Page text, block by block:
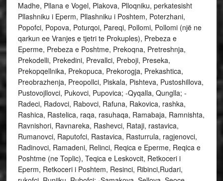
Madhe, Pllana e Vogel, Plakova, Plloqniku, perkatesisht
Pllashniku i Eperm, Pllashniku i Poshtem, Poterzhani,
Popofci, Popova, Poturqoi, Pareqi, Pollomi, Pollomi (një ne
qarkun ee Vranjes e tjetri te Prokuples), Prebeza e
Eperme, Prebeza e Poshtme, Prekoqna, Pretreshnja,
Prekodelli, Prekedini, Prevallci, Preboji, Preseka,
Prekopqellnika, Prekopuca, Prekorogja, Prekashtica,
Preobrazhenja, Preopollci, Piskala, Pishteva, Pustoshillova,
Pustovojllovci, Pukovci, Pupovica; -Qyqalla, Qunglla; -
Radeci, Radovci, Rabovci, Rafuna, Rakovica, rashka,
Rashica, Rastelica, raqa, rasuhaqa, Ramabaja, Ramnishta,
Ravnishori, Ravnareka, Rashevci, Rataji, rastavica,
Rumanovci, Raputofci, Rastavica, Rasturrula, ragjenovci,
Radinovci, Ramadeni, Relinci, Reqica e Eperme, Reqica e
Poshtme (ne Toplic), Teqica e Leskovcit, Retkoceri i
Eperm, Retkoceri i Poshtem, Resinci, Ribinci,Rudari,